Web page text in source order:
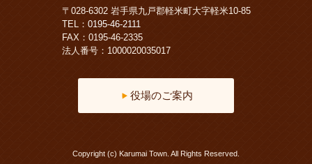
〒028-6302 岩手県九戸郡軽米町大字軽米10-85
TEL： 0195-46-2111
FAX：0195-46-2335
法人番号：1000020035017
役場のご案内
Copyright (c) Karumai Town. All Rights Reserved.